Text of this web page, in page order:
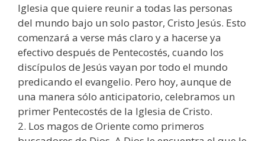
Iglesia que quiere reunir a todas las personas
del mundo bajo un solo pastor, Cristo Jesús. Esto
comenzará a verse más claro y a hacerse ya
efectivo después de Pentecostés, cuando los
discípulos de Jesús vayan por todo el mundo
predicando el evangelio. Pero hoy, aunque de
una manera sólo anticipatorio, celebramos un
primer Pentecostés de la Iglesia de Cristo.
2. Los magos de Oriente como primeros